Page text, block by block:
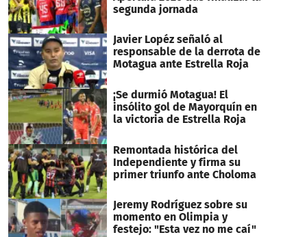
segunda jornada
Javier Lopéz señaló al
responsable de la derrota de
Motagua ante Estrella Roja
¡Se durmió Motagua! El
insólito gol de Mayorquín en
la victoria de Estrella Roja
Remontada histórica del
Independiente y firma su
primer triunfo ante Choloma
Jeremy Rodríguez sobre su
momento en Olimpia y
festejo: "Esta vez no me caí"